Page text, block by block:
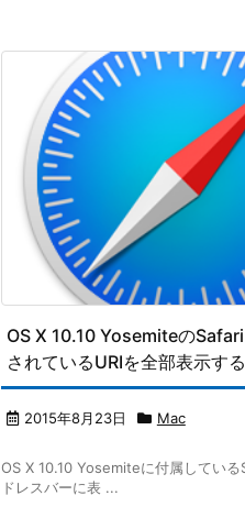
OS X 10.10 Yosemiteの
されているURIを全部表示す
2015年8月23日 Mac
OS X 10.10 Yosemiteに付属してい
ドレスバーに表 ...